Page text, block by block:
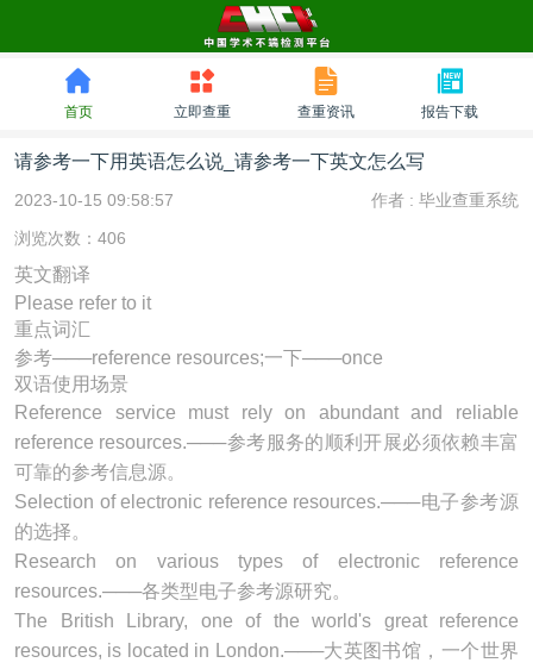
首页 立即查重 查重资讯 报告下载
请参考一下用英语怎么说_请参考一下英文怎么写
2023-10-15 09:58:57 作者 : 毕业查重系统
浏览次数：406
英文翻译
Please refer to it
重点词汇
参考───reference resources;一下───once
双语使用场景
Reference service must rely on abundant and reliable
reference resources.───参考服务的顺利开展必须依赖丰富
可靠的参考信息源。
Selection of electronic reference resources.───电子参考源
的选择。
Research on various types of electronic reference
resources.───各类型电子参考源研究。
The British Library, one of the world's great reference
resources, is located in London.───大英图书馆，一个世界